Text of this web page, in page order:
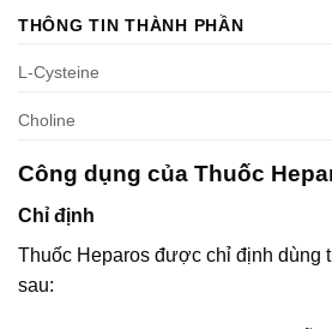
THÔNG TIN THÀNH PHẦN
L-Cysteine
Choline
Công dụng của Thuốc
Chỉ định
Thuốc Heparos được chỉ định dùng
sau: